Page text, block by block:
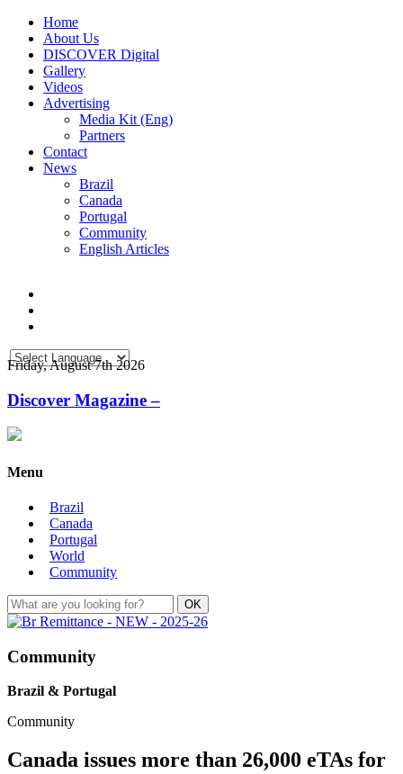
Home
About Us
DISCOVER Digital
Gallery
Videos
Advertising
Media Kit (Eng)
Partners
Contact
News
Brazil
Canada
Portugal
Community
English Articles
Friday, August 7th 2026
Discover Magazine –
Menu
Brazil
Canada
Portugal
World
Community
Community
Brazil & Portugal
Community
Canada issues more than 26,000 eTAs for